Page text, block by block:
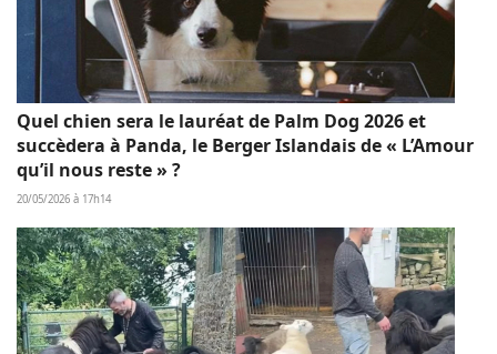
Quel chien sera le lauréat de Palm Dog 2026 et
succèdera à Panda, le Berger Islandais de « L’Amour
qu’il nous reste » ?
20/05/2026 à 17h14